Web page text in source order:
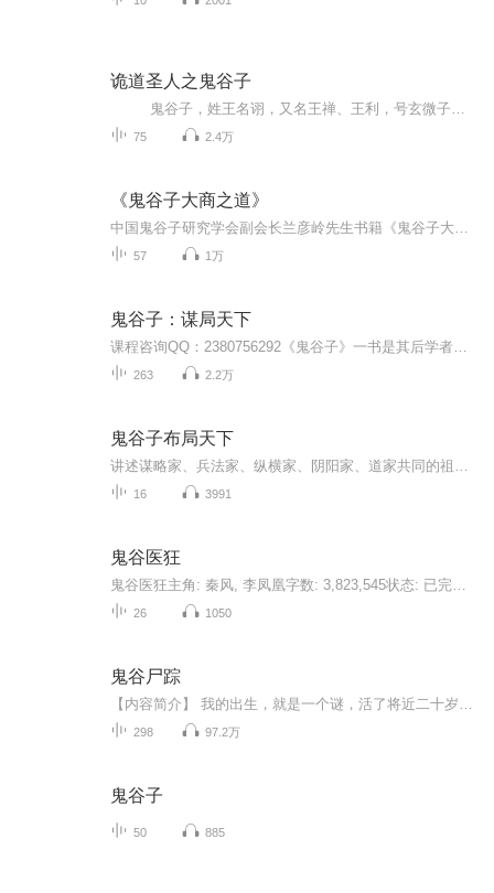
诡道圣人之鬼谷子
75 2.4万
《鬼谷子大商之道》
57 1万
鬼谷子：谋局天下
263 2.2万
鬼谷子布局天下
16 3991
鬼谷医狂
26 1050
鬼谷尸踪
298 97.2万
鬼谷子
50 885